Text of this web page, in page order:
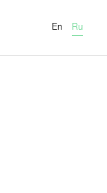
En Ru